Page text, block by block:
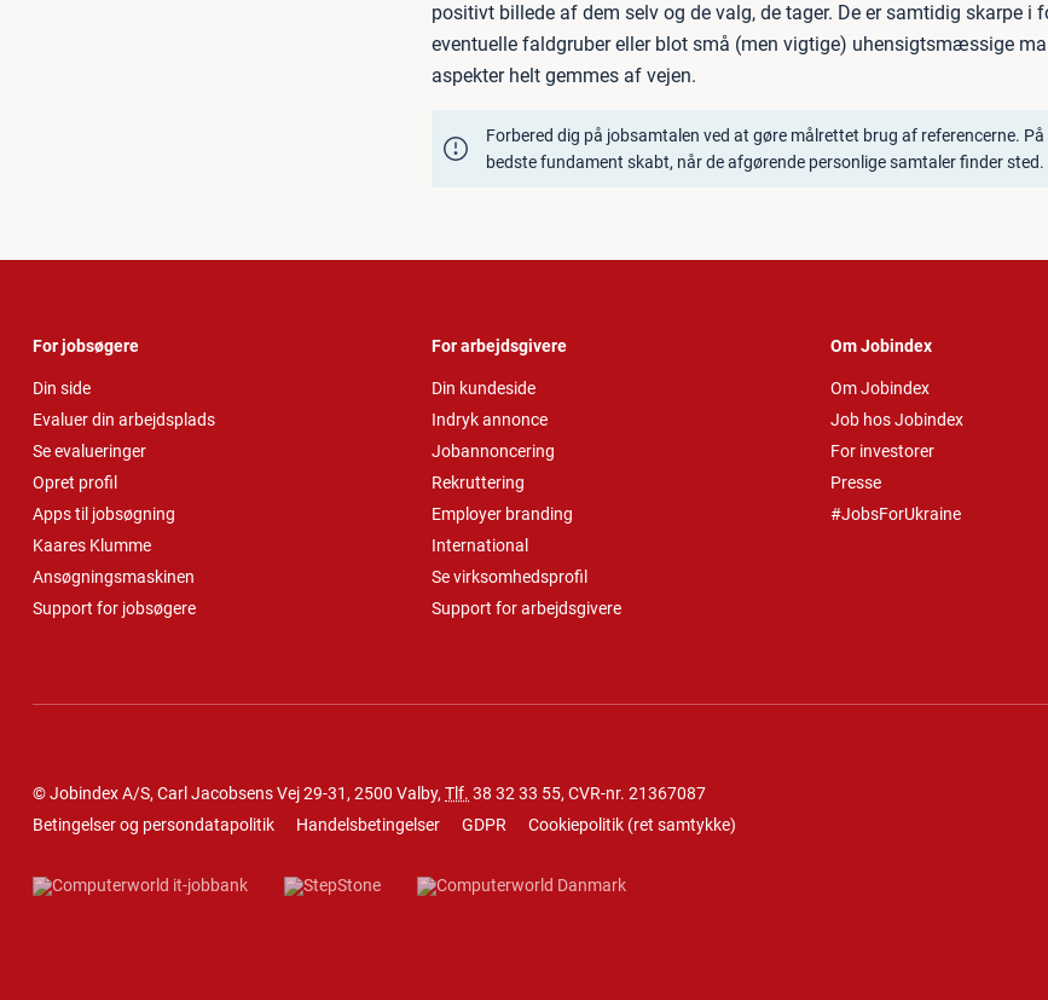
positivt billede af dem selv og de valg, de tager. De er samtidig skarpe i
eventuelle faldgruber eller blot små (men vigtige) uhensigtsmæssige
aspekter helt gemmes af vejen.
Forbered dig på jobsamtalen ved at gøre målrettet brug af referencerne. På
bedste fundament skabt, når de afgørende personlige samtaler finder sted.
For jobsøgere
Din side
Evaluer din arbejdsplads
Se evalueringer
Opret profil
Apps til jobsøgning
Kaares Klumme
Ansøgningsmaskinen
Support for jobsøgere
For arbejdsgivere
Din kundeside
Indryk annonce
Jobannoncering
Rekruttering
Employer branding
International
Se virksomhedsprofil
Support for arbejdsgivere
Om Jobindex
Om Jobindex
Job hos Jobindex
For investorer
Presse
#JobsForUkraine
© Jobindex A/S, Carl Jacobsens Vej 29-31, 2500 Valby, Tlf. 38 32 33 55, CVR-nr. 21367087
Betingelser og persondatapolitik
Handelsbetingelser GDPR Cookiepolitik (ret samtykke)